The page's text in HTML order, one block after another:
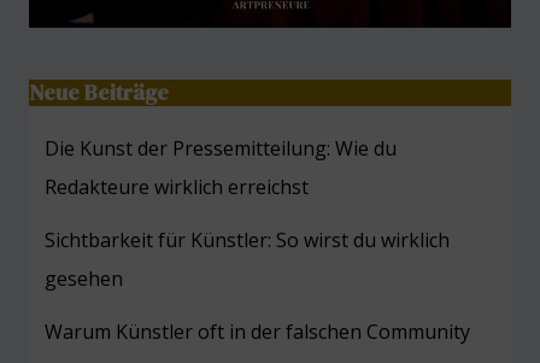
Neue Beiträge
Die Kunst der Pressemitteilung: Wie du
Redakteure wirklich erreichst
Sichtbarkeit für Künstler: So wirst du wirklich
gesehen
Warum Künstler oft in der falschen Community